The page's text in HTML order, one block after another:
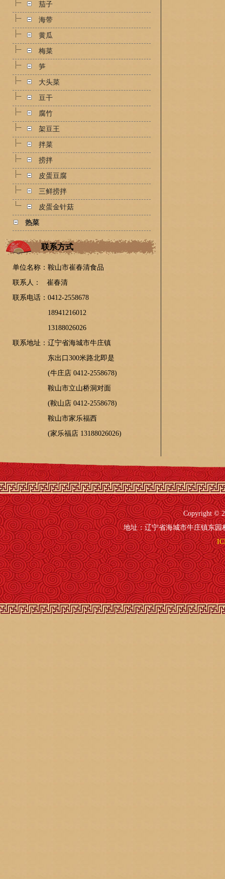
茄子
海带
黄瓜
梅菜
笋
大头菜
豆干
腐竹
架豆王
拌菜
捞拌
皮蛋豆腐
三鲜捞拌
皮蛋金针菇
热菜
联系方式
单位名称：鞍山市崔春清食品
联系人：
崔春清
联系电话：0412-2558678
18941216012
13188026026
联系地址： 辽宁省海城市牛庄镇
东出口300米路北即是
(牛庄店 0412-2558678)
鞍山市立山桥洞对面
(鞍山店 0412-2558678)
鞍山市家乐福西
(家乐福店 13188026026)
Copyright ©
地址：辽宁省海城市牛庄镇东